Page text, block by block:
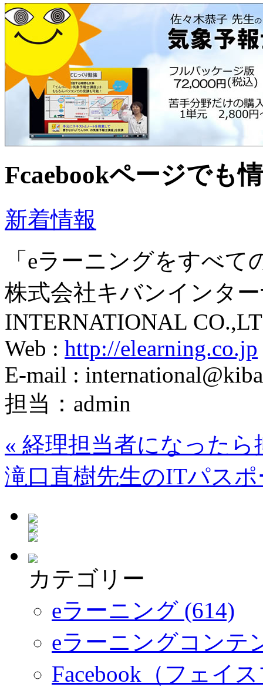
Fcaebookページでも
新着情報
「eラーニングをすべて
株式会社キバンインタ
INTERNATIONAL
Web : http://elearning.co.jp
E-mail :
担当：admin
« 経理担当者になった
滝口直樹先生のITパス
カテゴリー
eラーニング (614)
eラーニングコンテ
Facebook（フェイ